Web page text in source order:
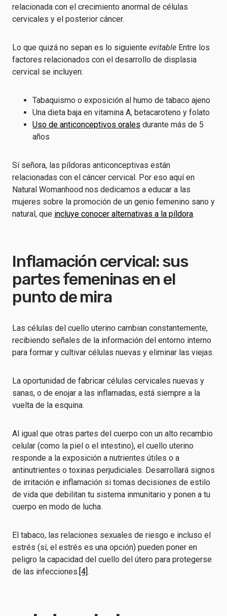
relacionada con el crecimiento anormal de células
cervicales y el posterior cáncer.
Lo que quizá no sepan es lo siguiente evitable Entre los
factores relacionados con el desarrollo de displasia
cervical se incluyen:
Tabaquismo o exposición al humo de tabaco ajeno
Una dieta baja en vitamina A, betacaroteno y folato
Uso de anticonceptivos orales durante más de 5
años
Sí señora, las píldoras anticonceptivas están
relacionadas con el cáncer cervical. Por eso aquí en
Natural Womanhood nos dedicamos a educar a las
mujeres sobre la promoción de un genio femenino sano y
natural, que incluye conocer alternativas a la píldora.
Inflamación cervical: sus
partes femeninas en el
punto de mira
Las células del cuello uterino cambian constantemente,
recibiendo señales de la información del entorno interno
para formar y cultivar células nuevas y eliminar las viejas.
La oportunidad de fabricar células cervicales nuevas y
sanas, o de enojar a las inflamadas, está siempre a la
vuelta de la esquina.
Al igual que otras partes del cuerpo con un alto recambio
celular (como la piel o el intestino), el cuello uterino
responde a la exposición a nutrientes útiles o a
antinutrientes o toxinas perjudiciales. Desarrollará signos
de irritación e inflamación si tomas decisiones de estilo
de vida que debilitan tu sistema inmunitario y ponen a tu
cuerpo en modo de lucha.
El tabaco, las relaciones sexuales de riesgo e incluso el
estrés (sí, el estrés es una opción) pueden poner en
peligro la capacidad del cuello del útero para protegerse
de las infecciones.[4].